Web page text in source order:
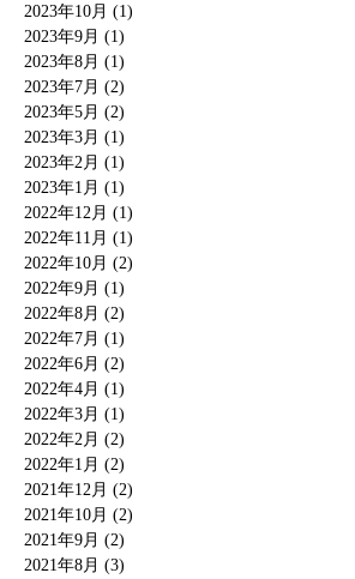
2023年10月 (1)
2023年9月 (1)
2023年8月 (1)
2023年7月 (2)
2023年5月 (2)
2023年3月 (1)
2023年2月 (1)
2023年1月 (1)
2022年12月 (1)
2022年11月 (1)
2022年10月 (2)
2022年9月 (1)
2022年8月 (2)
2022年7月 (1)
2022年6月 (2)
2022年4月 (1)
2022年3月 (1)
2022年2月 (2)
2022年1月 (2)
2021年12月 (2)
2021年10月 (2)
2021年9月 (2)
2021年8月 (3)